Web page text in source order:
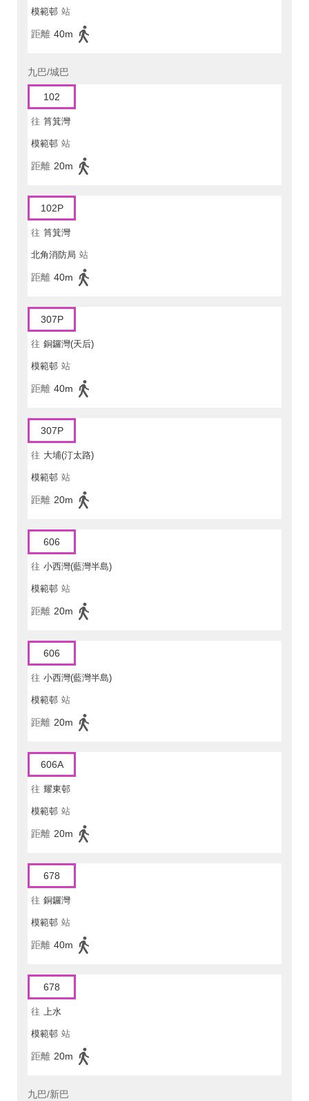
模範邨 站
距離 40m
九巴/城巴
102
往 筲箕灣
模範邨 站
距離 20m
102P
往 筲箕灣
北角消防局 站
距離 40m
307P
往 銅鑼灣(天后)
模範邨 站
距離 40m
307P
往 大埔(汀太路)
模範邨 站
距離 20m
606
往 小西灣(藍灣半島)
模範邨 站
距離 20m
606
往 小西灣(藍灣半島)
模範邨 站
距離 20m
606A
往 耀東邨
模範邨 站
距離 20m
678
往 銅鑼灣
模範邨 站
距離 40m
678
往 上水
模範邨 站
距離 20m
九巴/新巴